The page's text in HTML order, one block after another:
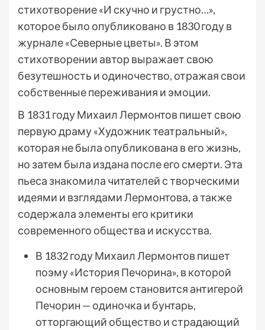
стихотворение «И скучно и грустно…»,
которое было опубликовано в 1830 году в
журнале «Северные цветы». В этом
стихотворении автор выражает свою
безутешность и одиночество, отражая свои
собственные переживания и эмоции.
В 1831 году Михаил Лермонтов пишет свою
первую драму «Художник театральный»,
которая не была опубликована в его жизнь,
но затем была издана после его смерти. Эта
пьеса знакомила читателей с творческими
идеями и взглядами Лермонтова, а также
содержала элементы его критики
современного общества и искусства.
В 1832 году Михаил Лермонтов пишет
поэму «История Печорина», в которой
основным героем становится антигерой
Печорин — одиночка и бунтарь,
отторгающий общество и страдающий